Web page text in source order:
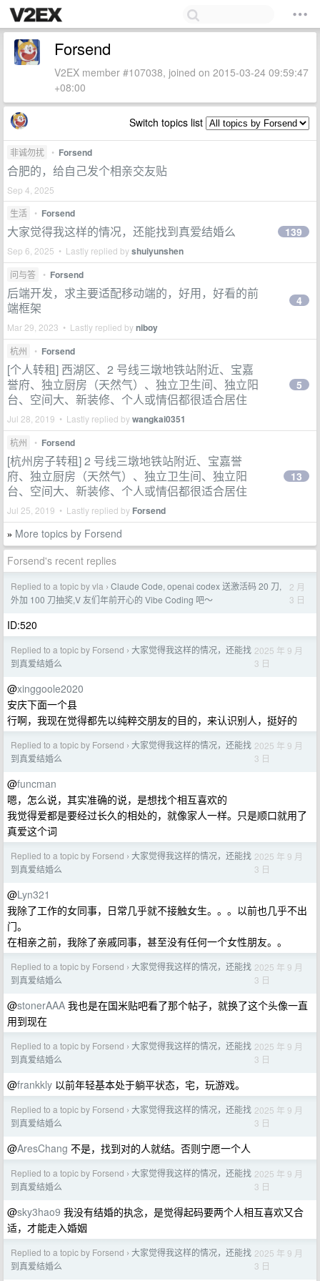
Forsend
V2EX member #107038, joined on 2015-03-24 09:59:47
+08:00
Switch topics list
非诚勿扰 • Forsend
合肥的，给自己发个相亲交友贴
Sep 4, 2025
生活
• Forsend
大家觉得我这样的情况，还能找到真爱结婚么
Sep 6, 2025 • Lastly replied byshuiyunshen
139
问与答 • Forsend
后端开发，求主要适配移动端的，好用，好看的前
端框架
Mar 29, 2023 • Lastly replied byniboy
4
杭州 • Forsend
[个人转租] 西湖区、2 号线三墩地铁站附近、宝嘉
誉府、独立厨房（天然气）、独立卫生间、独立阳
台、空间大、新装修、个人或情侣都很适合居住
Jul 28, 2019 • Lastly replied bywangkai0351
5
杭州 • Forsend
[杭州房子转租] 2 号线三墩地铁站附近、宝嘉誉
府、独立厨房（天然气）、独立卫生间、独立阳
台、空间大、新装修、个人或情侣都很适合居住
Jul 25, 2019 • Lastly replied by Forsend
13
» More topics by Forsend
Forsend's recent replies
Replied to a topic by vla › Claude Code, openai codex 送激活码 20 刀,
外加 100 刀抽奖,V 友们年前开心的 Vibe Coding 吧～
2 月
3 日
ID:520
Replied to a topic by Forsend › 大家觉得我这样的情况，还能找
到真爱结婚么
2025 年 9 月
3 日
@xinggoole2020
安庆下面一个县
行啊，我现在觉得都先以纯粹交朋友的目的，来认识别人，挺好的
Replied to a topic by Forsend › 大家觉得我这样的情况，还能找
到真爱结婚么
2025 年 9 月
3 日
@funcman
嗯，怎么说，其实准确的说，是想找个相互喜欢的
我觉得爱都是要经过长久的相处的，就像家人一样。只是顺口就用了
真爱这个词
Replied to a topic by Forsend › 大家觉得我这样的情况，还能找
到真爱结婚么
2025 年 9 月
3 日
@Lyn321
我除了工作的女同事，日常几乎就不接触女生。。。以前也几乎不出
门。
在相亲之前，我除了亲戚同事，甚至没有任何一个女性朋友。。
Replied to a topic by Forsend › 大家觉得我这样的情况，还能找
到真爱结婚么
2025 年 9 月
3 日
@stonerAAA 我也是在国米贴吧看了那个帖子，就换了这个头像一直
用到现在
Replied to a topic by Forsend › 大家觉得我这样的情况，还能找
到真爱结婚么
2025 年 9 月
3 日
@frankkly 以前年轻基本处于躺平状态，宅，玩游戏。
Replied to a topic by Forsend › 大家觉得我这样的情况，还能找
到真爱结婚么
2025 年 9 月
3 日
@AresChang 不是，找到对的人就结。否则宁愿一个人
Replied to a topic by Forsend › 大家觉得我这样的情况，还能找
到真爱结婚么
2025 年 9 月
3 日
@sky3hao9 我没有结婚的执念，是觉得起码要两个人相互喜欢又合
适，才能走入婚姻
Replied to a topic by Forsend › 大家觉得我这样的情况，还能找
到真爱结婚么
2025 年 9 月
3 日